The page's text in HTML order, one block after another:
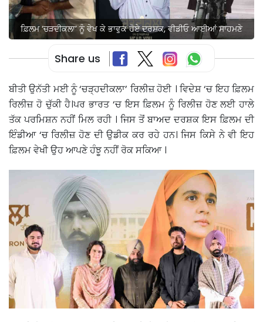
ਫ਼ਿਲਮ ‘ਚੜਦੀਕਲਾ’ ਨੂੰ ਵੇਖ ਕੇ ਭਾਵੁਕ ਹੋਏ ਦਰਸ਼ਕ, ਵੀਡੀਓ ਆਈਆਂ ਸਾਹਮਣੇ
Share us
ਬੀਤੀ ਉਨੱਤੀ ਮਈ ਨੂੰ ‘ਚੜ੍ਹਦੀਕਲਾ’ ਰਿਲੀਜ਼ ਹੋਈ । ਵਿਦੇਸ਼ ‘ਚ ਇਹ ਫ਼ਿਲਮ
ਰਿਲੀਜ਼ ਹੋ ਚੁੱਕੀ ਹੈ।ਪਰ ਭਾਰਤ ‘ਚ ਇਸ ਫ਼ਿਲਮ ਨੂੰ ਰਿਲੀਜ਼ ਹੋਣ ਲਈ ਹਾਲੇ
ਤੱਕ ਪਰਮਿਸ਼ਨ ਨਹੀਂ ਮਿਲ ਰਹੀ । ਜਿਸ ਤੋਂ ਬਾਅਦ ਦਰਸ਼ਕ ਇਸ ਫ਼ਿਲਮ ਦੀ
ਇੰਡੀਆ ‘ਚ ਰਿਲੀਜ਼ ਹੋਣ ਦੀ ਉਡੀਕ ਕਰ ਰਹੇ ਹਨ। ਜਿਸ ਕਿਸੇ ਨੇ ਵੀ ਇਹ
ਫ਼ਿਲਮ ਵੇਖੀ ਉਹ ਆਪਣੇ ਹੰਝੂ ਨਹੀਂ ਰੋਕ ਸਕਿਆ ।